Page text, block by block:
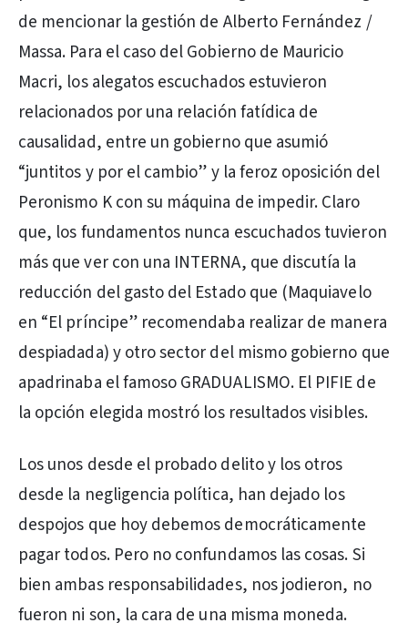
de mencionar la gestión de Alberto Fernández /
Massa. Para el caso del Gobierno de Mauricio
Macri, los alegatos escuchados estuvieron
relacionados por una relación fatídica de
causalidad, entre un gobierno que asumió
“juntitos y por el cambio” y la feroz oposición del
Peronismo K con su máquina de impedir. Claro
que, los fundamentos nunca escuchados tuvieron
más que ver con una INTERNA, que discutía la
reducción del gasto del Estado que (Maquiavelo
en “El príncipe” recomendaba realizar de manera
despiadada) y otro sector del mismo gobierno que
apadrinaba el famoso GRADUALISMO. El PIFIE de
la opción elegida mostró los resultados visibles.
Los unos desde el probado delito y los otros
desde la negligencia política, han dejado los
despojos que hoy debemos democráticamente
pagar todos. Pero no confundamos las cosas. Si
bien ambas responsabilidades, nos jodieron, no
fueron ni son, la cara de una misma moneda.